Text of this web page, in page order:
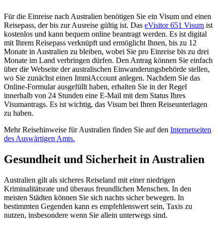
Für die Einreise nach Australien benötigen Sie ein Visum und einen
Reisepass, der bis zur Ausreise gültig ist. Das eVisitor 651 Visum ist
kostenlos und kann bequem online beantragt werden. Es ist digital
mit Ihrem Reisepass verknüpft und ermöglicht Ihnen, bis zu 12
Monate in Australien zu bleiben, wobei Sie pro Einreise bis zu drei
Monate im Land verbringen dürfen. Den Antrag können Sie einfach
über die Webseite der australischen Einwanderungsbehörde stellen,
wo Sie zunächst einen ImmiAccount anlegen. Nachdem Sie das
Online-Formular ausgefüllt haben, erhalten Sie in der Regel
innerhalb von 24 Stunden eine E-Mail mit dem Status Ihres
Visumantrags. Es ist wichtig, das Visum bei Ihren Reiseunterlagen
zu haben.
Mehr Reisehinweise für Australien finden Sie auf den Internetseiten
des Auswärtigen Amts.
Gesundheit und Sicherheit in Australien
Australien gilt als sicheres Reiseland mit einer niedrigen
Kriminalitätsrate und überaus freundlichen Menschen. In den
meisten Städten können Sie sich nachts sicher bewegen. In
bestimmten Gegenden kann es empfehlenswert sein, Taxis zu
nutzen, insbesondere wenn Sie allein unterwegs sind.